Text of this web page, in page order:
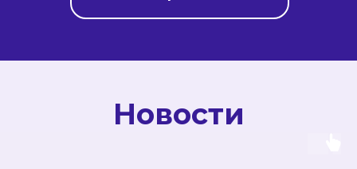
Новости